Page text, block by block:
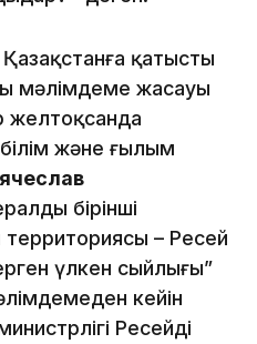
қатысты
мәлімдеме жасауы
желтоқсанда
және ғылым
бірінші
территориясы – Ресей
үлкен сыйлығы”
кейін
Ресейдің